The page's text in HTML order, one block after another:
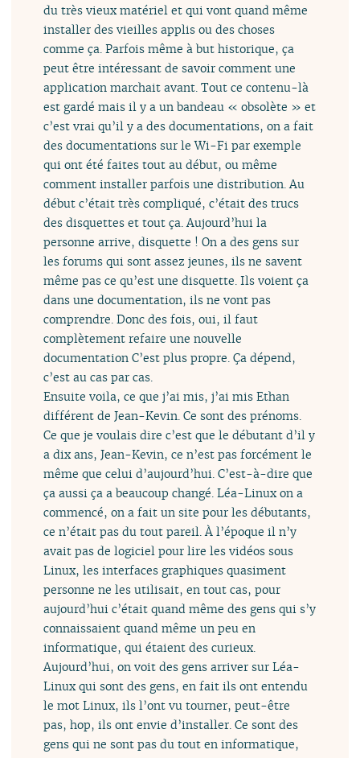
du très vieux matériel et qui vont quand même
installer des vieilles applis ou des choses
comme ça. Parfois même à but historique, ça
peut être intéressant de savoir comment une
application marchait avant. Tout ce contenu-là
est gardé mais il y a un bandeau « obsolète » et
c’est vrai qu’il y a des documentations, on a fait
des documentations sur le Wi-Fi par exemple
qui ont été faites tout au début, ou même
comment installer parfois une distribution. Au
début c’était très compliqué, c’était des trucs
des disquettes et tout ça. Aujourd’hui la
personne arrive, disquette ! On a des gens sur
les forums qui sont assez jeunes, ils ne savent
même pas ce qu’est une disquette. Ils voient ça
dans une documentation, ils ne vont pas
comprendre. Donc des fois, oui, il faut
complètement refaire une nouvelle
documentation C’est plus propre. Ça dépend,
c’est au cas par cas.
Ensuite voila, ce que j’ai mis, j’ai mis Ethan
différent de Jean-Kevin. Ce sont des prénoms.
Ce que je voulais dire c’est que le débutant d’il y
a dix ans, Jean-Kevin, ce n’est pas forcément le
même que celui d’aujourd’hui. C’est-à-dire que
ça aussi ça a beaucoup changé. Léa-Linux on a
commencé, on a fait un site pour les débutants,
ce n’était pas du tout pareil. À l’époque il n’y
avait pas de logiciel pour lire les vidéos sous
Linux, les interfaces graphiques quasiment
personne ne les utilisait, en tout cas, pour
aujourd’hui c’était quand même des gens qui s’y
connaissaient quand même un peu en
informatique, qui étaient des curieux.
Aujourd’hui, on voit des gens arriver sur Léa-
Linux qui sont des gens, en fait ils ont entendu
le mot Linux, ils l’ont vu tourner, peut-être
pas, hop, ils ont envie d’installer. Ce sont des
gens qui ne sont pas du tout en informatique,